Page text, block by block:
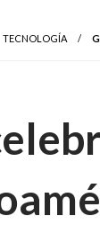
TECNOLOGÍA